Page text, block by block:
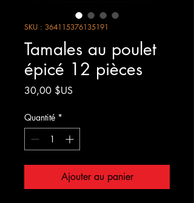
SKU : 364115376135191
Tamales au poulet
épicé 12 pièces
30,00 $USPrix
Quantité *
Ajouter au panier